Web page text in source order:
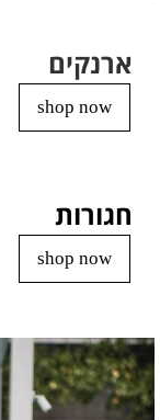
ארנקים
shop now
חגורות
shop now